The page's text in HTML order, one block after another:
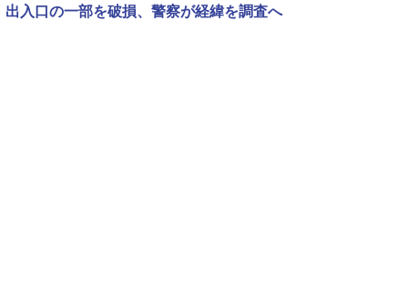
出入口の一部を破損、警察が経緯を調査へ